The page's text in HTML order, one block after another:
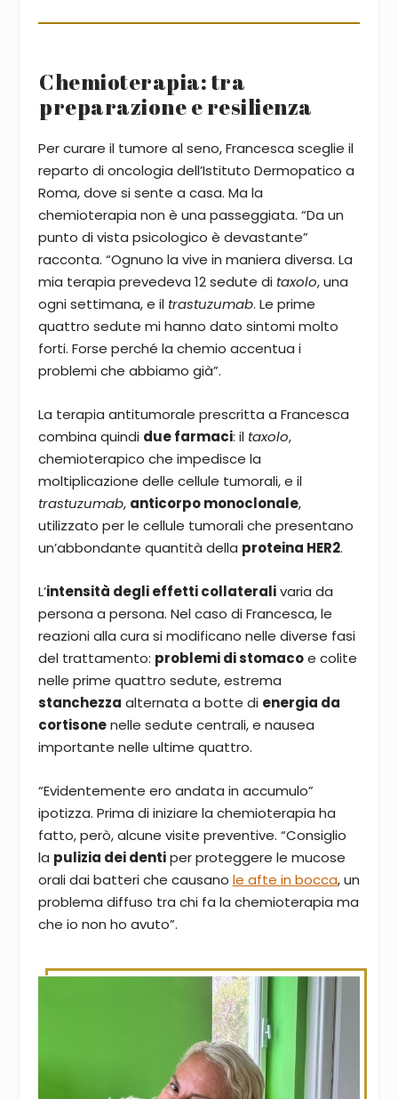
Chemioterapia: tra
preparazione e resilienza
Per curare il tumore al seno, Francesca sceglie il
reparto di oncologia dell’Istituto Dermopatico a
Roma, dove si sente a casa. Ma la
chemioterapia non è una passeggiata. “Da un
punto di vista psicologico è devastante”
racconta. “Ognuno la vive in maniera diversa. La
mia terapia prevedeva 12 sedute di taxolo, una
ogni settimana, e il trastuzumab. Le prime
quattro sedute mi hanno dato sintomi molto
forti. Forse perché la chemio accentua i
problemi che abbiamo già”.
La terapia antitumorale prescritta a Francesca
combina quindi due farmaci: il taxolo,
chemioterapico che impedisce la
moltiplicazione delle cellule tumorali, e il
trastuzumab, anticorpo monoclonale,
utilizzato per le cellule tumorali che presentano
un’abbondante quantità della proteina HER2.
L’intensità degli effetti collateralivaria da
persona a persona. Nel caso di Francesca, le
reazioni alla cura si modificano nelle diverse fasi
del trattamento: problemi di stomacoe colite
nelle prime quattro sedute, estrema
stanchezza alternata a botte di energia da
cortisonenelle sedute centrali, e nausea
importante nelle ultime quattro.
“Evidentemente ero andata in accumulo”
ipotizza. Prima di iniziare la chemioterapia ha
fatto, però, alcune visite preventive. “Consiglio
la pulizia dei dentiper proteggere le mucose
orali dai batteri che causano le afte in bocca, un
problema diffuso tra chi fa la chemioterapia ma
che io non ho avuto”.